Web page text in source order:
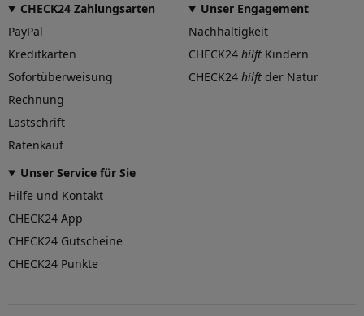
CHECK24 Zahlungsarten
PayPal
Kreditkarten
Sofortüberweisung
Rechnung
Lastschrift
Ratenkauf
Unser Engagement
Nachhaltigkeit
CHECK24 hilft Kindern
CHECK24 hilft der Natur
Unser Service für Sie
Hilfe und Kontakt
CHECK24 App
CHECK24 Gutscheine
CHECK24 Punkte